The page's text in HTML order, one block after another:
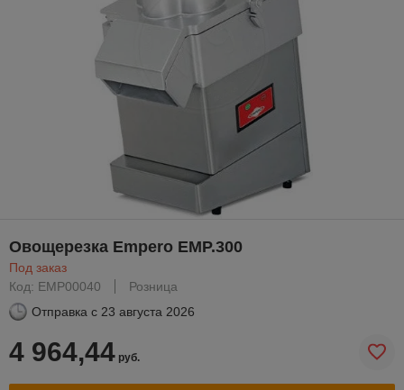
Овощерезка Empero EMP.300
Под заказ
Код: EMP00040
Розница
Отправка с 23 августа 2026
4 964,44 руб.